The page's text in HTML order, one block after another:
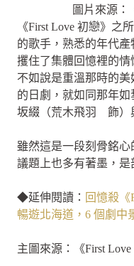
圖片來源：
《First Love 初戀》之
的歌手，熟悉的年代
攫住了集體回憶裡的情
不如說是重溫那時的
的日劇，就如同那年
坂綴（荒木飛羽 飾）
雖然這是一段刻骨銘
議題上也多有著墨，是
◆延伸閱讀：
回憶殺
暢遊北海道，6 個劇中
主圖來源：《First